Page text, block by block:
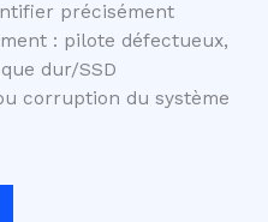
précisément
: pilote défectueux,
dur/SSD
corruption du système